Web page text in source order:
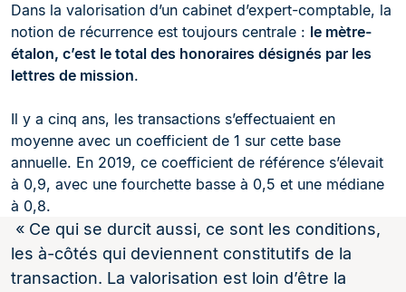
Dans la valorisation d’un cabinet d’expert-comptable, la
notion de récurrence est toujours centrale : le mètre-
étalon, c’est le total des honoraires désignés par les
lettres de mission.
Il y a cinq ans, les transactions s’effectuaient en
moyenne avec un coefficient de 1 sur cette base
annuelle. En 2019, ce coefficient de référence s’élevait
à 0,9, avec une fourchette basse à 0,5 et une médiane
à 0,8.
« Ce qui se durcit aussi, ce sont les conditions,
les à-côtés qui deviennent constitutifs de la
transaction. La valorisation est loin d’être la